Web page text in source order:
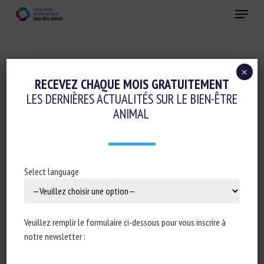
Menu
Conduite d'élevage et relations humain-animal
PROSPECTS FOR THE ANALYSIS AND
GROUP-HOUSED LIVESTOCK, WITH
23 décembre 2020
RECEVEZ CHAQUE MOIS GRATUITEMENT
LES DERNIÈRES ACTUALITÉS SUR LE BIEN-ÊTRE
ANIMAL
Select language
Veuillez remplir le formulaire ci-dessous pour vous inscrire à
notre newsletter :
×